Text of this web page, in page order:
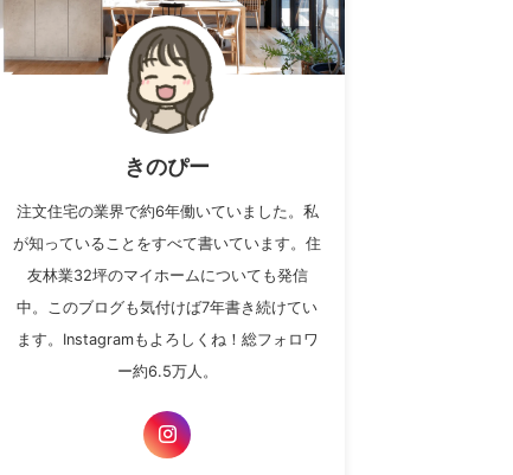
きのぴー
注文住宅の業界で約6年働いていました。私
が知っていることをすべて書いています。住
友林業32坪のマイホームについても発信
中。このブログも気付けば7年書き続けてい
ます。Instagramもよろしくね！総フォロワ
ー約6.5万人。